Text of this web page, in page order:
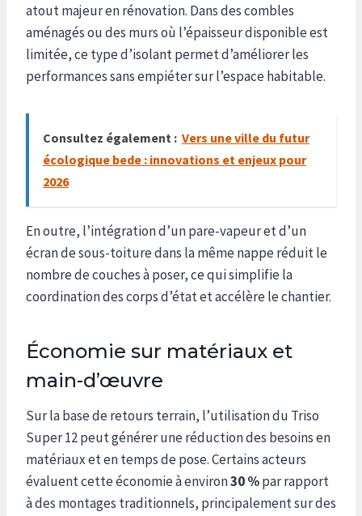
atout majeur en rénovation. Dans des combles
aménagés ou des murs où l’épaisseur disponible est
limitée, ce type d’isolant permet d’améliorer les
performances sans empiéter sur l’espace habitable.
Consultez également : Vers une ville du futur
écologique bede : innovations et enjeux pour
2026
En outre, l’intégration d’un pare-vapeur et d’un
écran de sous-toiture dans la même nappe réduit le
nombre de couches à poser, ce qui simplifie la
coordination des corps d’état et accélère le chantier.
Économie sur matériaux et
main-d’œuvre
Sur la base de retours terrain, l’utilisation du Triso
Super 12 peut générer une réduction des besoins en
matériaux et en temps de pose. Certains acteurs
évaluent cette économie à environ30 %par rapport
à des montages traditionnels, principalement sur des